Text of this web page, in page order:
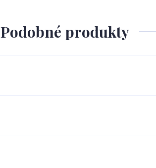
Podobné produkty